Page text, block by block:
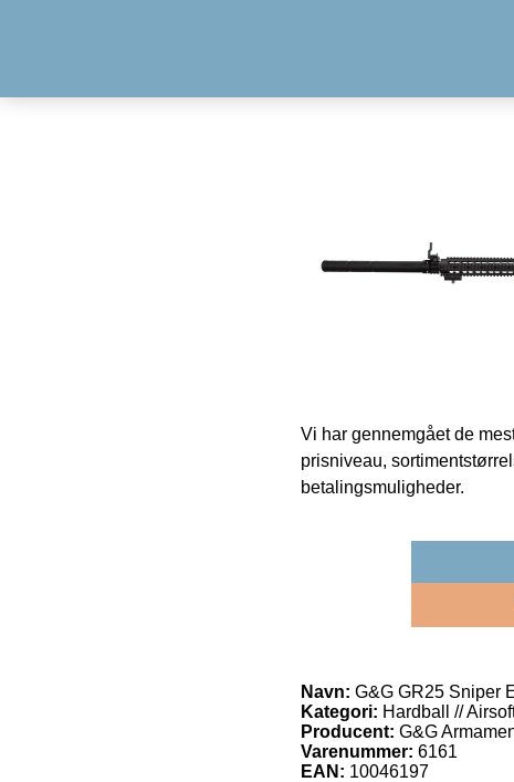
Vi har gennemgået de
prisniveau,
betalingsmuligheder.
Navn: G&G GR25 Sniper
Kategori: Hardball //
Producent: G&G
Varenummer: 6161
EAN: 10046197